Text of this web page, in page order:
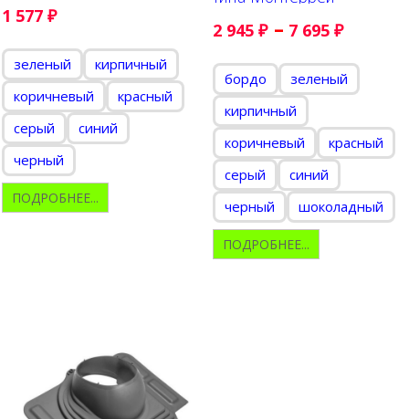
1 577 ₽
зеленый
кирпичный
коричневый
красный
серый
синий
черный
ПОДРОБНЕЕ...
2 945 ₽ – 7 695 ₽
бордо
зеленый
кирпичный
коричневый
красный
серый
синий
черный
шоколадный
ПОДРОБНЕЕ...